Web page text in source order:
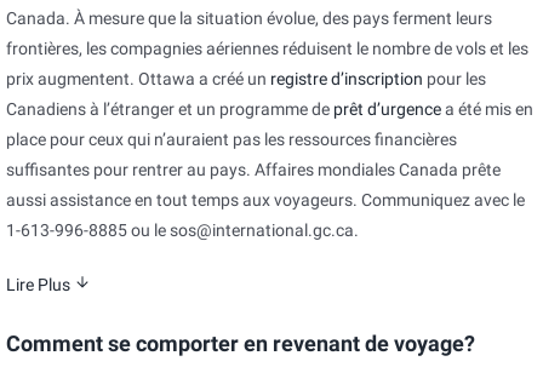
Canada. À mesure que la situation évolue, des pays ferment leurs
frontières, les compagnies aériennes réduisent le nombre de vols et les
prix augmentent. Ottawa a créé un registre d’inscription pour les
Canadiens à l’étranger et un programme de prêt d’urgencea été mis en
place pour ceux qui n’auraient pas les ressources financières
suffisantes pour rentrer au pays. Affaires mondiales Canada prête
aussi assistance en tout temps aux voyageurs. Communiquez avec le
1-613-996-8885 ou le sos@international.gc.ca.
Lire Plus
Comment se comporter en revenant de voyage?